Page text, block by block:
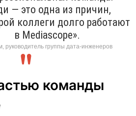
— это одна из причин,
коллеги долго работают
в Mediascope».
руководитель группы дата-инженеров
команды